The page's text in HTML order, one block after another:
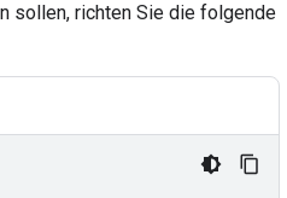
sollen, richten Sie die folgende